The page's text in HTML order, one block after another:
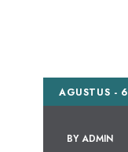
AGUSTUS - 6
BYADMIN